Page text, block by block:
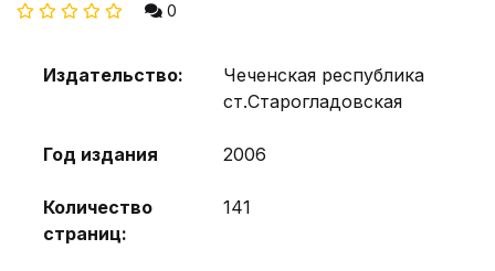
0
Издательство:
Чеченская республика
ст.Старогладовская
Год издания 2006
Количество
страниц:
141